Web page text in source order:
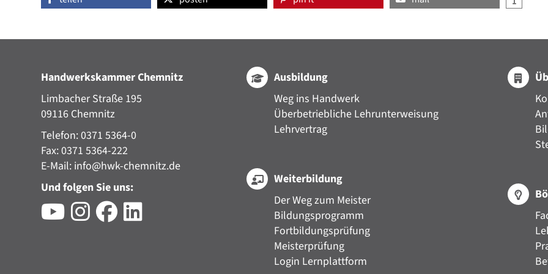
Handwerkskammer Chemnitz
Limbacher Straße 195
09116 Chemnitz
Telefon: 0371 5364-0
Fax: 0371 5364-222
E-Mail: info@hwk-chemnitz.de
Und folgen Sie uns:
Ausbildung
Weg ins Handwerk
Überbetriebliche Lehrunterweisung
Lehrvertrag
Weiterbildung
Der Weg zum Meister
Bildungsprogramm
Fortbildungsprüfung
Meisterprüfung
Login Lernplattform